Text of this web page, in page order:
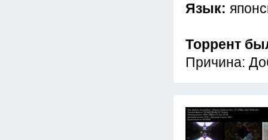
Язык:
Торрент
Причина: